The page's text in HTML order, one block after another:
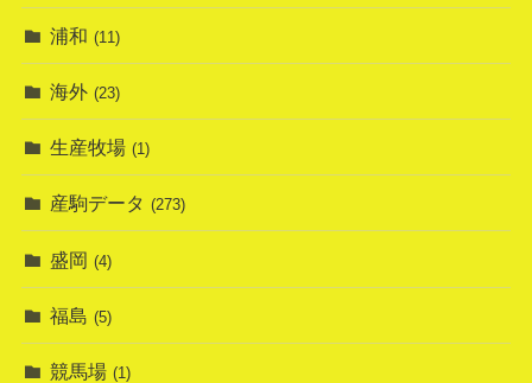
浦和 (11)
海外 (23)
生産牧場 (1)
産駒データ (273)
盛岡 (4)
福島 (5)
競馬場 (1)